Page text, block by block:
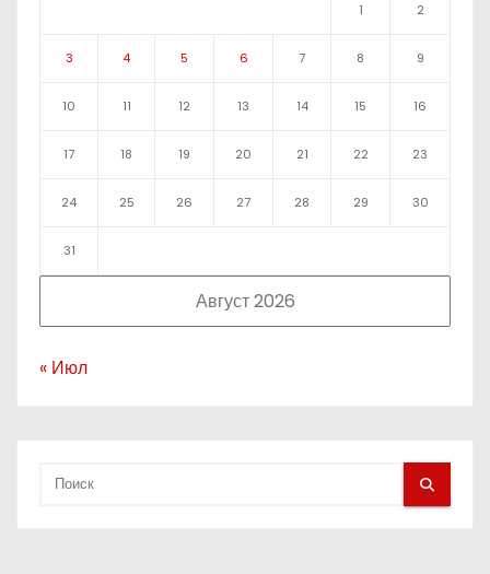
Август 2026
1 2
3 4 5 6 7 8 9
10 11 12 13 14 15 16
17 18 19 20 21 22 23
24 25 26 27 28 29 30
31
« Июл